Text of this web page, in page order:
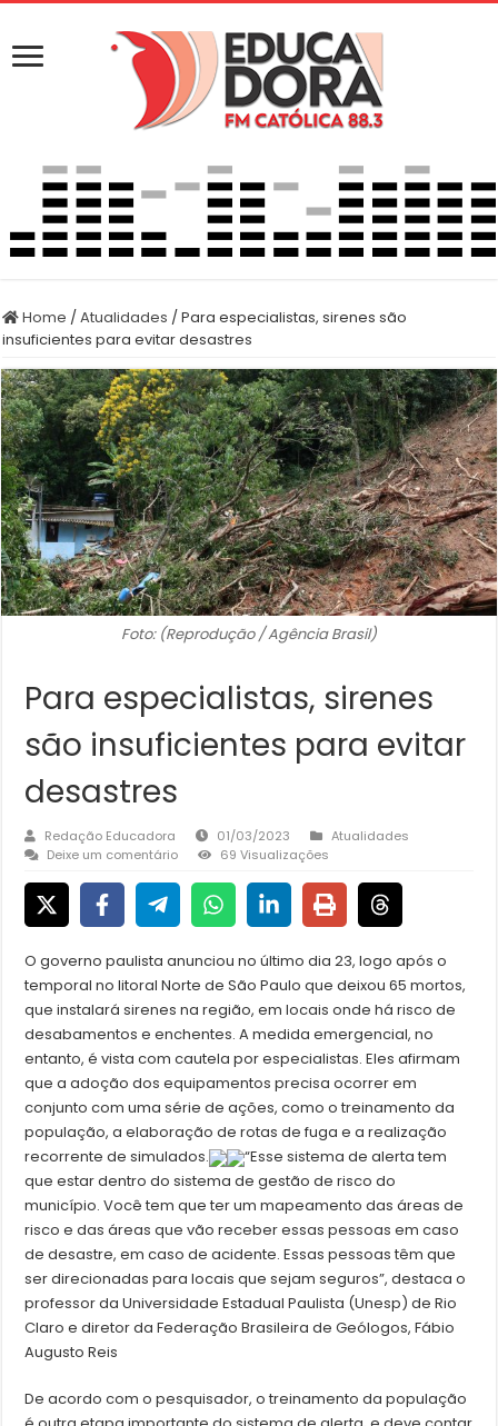
Home /Atualidades /Para especialistas, sirenes são
insuficientes para evitar desastres
Foto: (Reprodução / Agência Brasil)
Para especialistas, sirenes
são insuficientes para evitar
desastres
Redação Educadora 01/03/2023
Atualidades
Deixe um comentário
69 Visualizações
O governo paulista anunciou no último dia 23, logo após o
temporal no litoral Norte de São Paulo que deixou 65 mortos,
que instalará sirenes na região, em locais onde há risco de
desabamentos e enchentes. A medida emergencial, no
entanto, é vista com cautela por especialistas. Eles afirmam
que a adoção dos equipamentos precisa ocorrer em
conjunto com uma série de ações, como o treinamento da
população, a elaboração de rotas de fuga e a realização
recorrente de simulados.
“Esse sistema de alerta tem
que estar dentro do sistema de gestão de risco do
município. Você tem que ter um mapeamento das áreas de
risco e das áreas que vão receber essas pessoas em caso
de desastre, em caso de acidente. Essas pessoas têm que
ser direcionadas para locais que sejam seguros”, destaca o
professor da Universidade Estadual Paulista (Unesp) de Rio
Claro e diretor da Federação Brasileira de Geólogos, Fábio
Augusto Reis
De acordo com o pesquisador, o treinamento da população